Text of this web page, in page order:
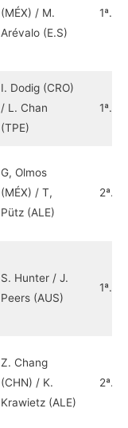
(MÉX) / M.
Arévalo (E.S)
1ª.
I. Dodig (CRO)
/ L. Chan
(TPE)
1ª.
G, Olmos
(MÉX) / T,
Pütz (ALE)
2ª.
S. Hunter / J.
Peers (AUS)
1ª.
Z. Chang
(CHN) / K.
Krawietz (ALE)
2ª.